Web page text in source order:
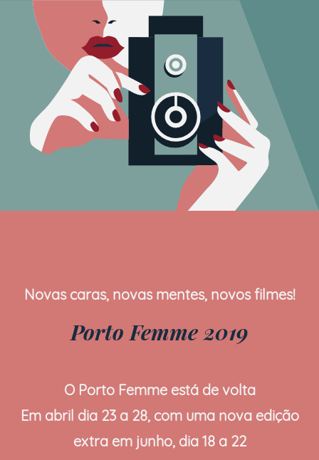
Novas caras, novas mentes, novos filmes!
Porto Femme 2019
O Porto Femme está de volta
Em abril dia 23 a 28, com uma nova edição
extra em junho, dia 18 a 22